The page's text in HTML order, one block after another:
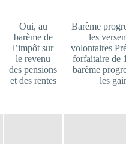
Oui, au
barème de
l’impôt sur
le revenu
des pensions
et des rentes
Barème
les
volontaires
forfaitaire de
barème
les